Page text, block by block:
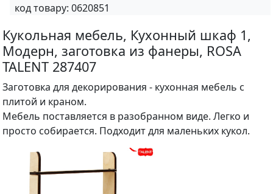
код товару: 0620851
Кукольная мебель, Кухонный шкаф 1,
Модерн, заготовка из фанеры, ROSA
TALENT 287407
Заготовка для декорирования - кухонная мебель с
плитой и краном.
Мебель поставляется в разобранном виде. Легко и
просто собирается. Подходит для маленьких кукол.